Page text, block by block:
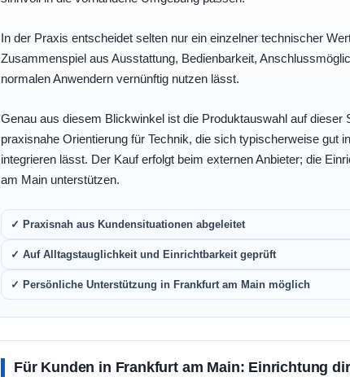
In der Praxis entscheidet selten nur ein einzelner technischer
Zusammenspiel aus Ausstattung, Bedienbarkeit,
normalen Anwendern vernünftig nutzen lässt.
Genau aus diesem Blickwinkel ist die Produktauswahl auf
praxisnahe Orientierung für Technik, die sich typischerweise gut
integrieren lässt. Der Kauf erfolgt beim externen Anbieter; die
am Main unterstützen.
✓ Praxisnah aus Kundensituationen abgeleitet
✓ Auf Alltagstauglichkeit und Einrichtbarkeit geprüft
✓ Persönliche Unterstützung in Frankfurt am Main möglich
Für Kunden in Frankfurt am Main: Einrichtung